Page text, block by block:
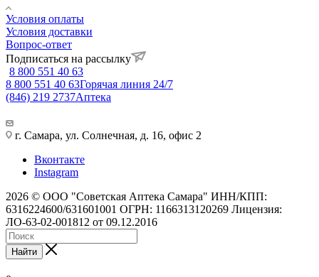
Условия оплаты
Условия доставки
Вопрос-ответ
Подписаться на рассылку
8 800 551 40 63
8 800 551 40 63Горячая линия 24/7
(846) 219 2737Аптека
г. Самара, ул. Солнечная, д. 16, офис 2
Вконтакте
Instagram
2026 © ООО "Советская Аптека Самара" ИНН/КПП:
6316224600/631601001 ОГРН: 1166313120269 Лицензия:
ЛО-63-02-001812 от 09.12.2016
Найти